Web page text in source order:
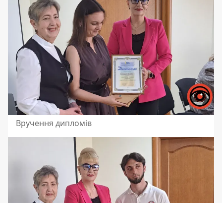
Вручення дипломів